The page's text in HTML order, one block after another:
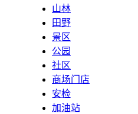
山林
田野
景区
公园
社区
商场门店
安检
加油站